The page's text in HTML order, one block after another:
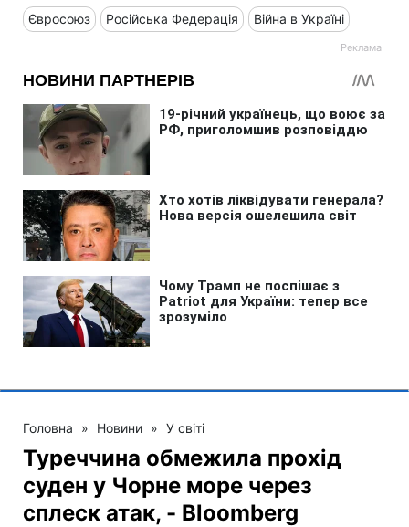
Євросоюз Російська Федерація Війна в Україні
Головна » Новини » У світі
Туреччина обмежила прохід
суден у Чорне море через
сплеск атак, - Bloomberg